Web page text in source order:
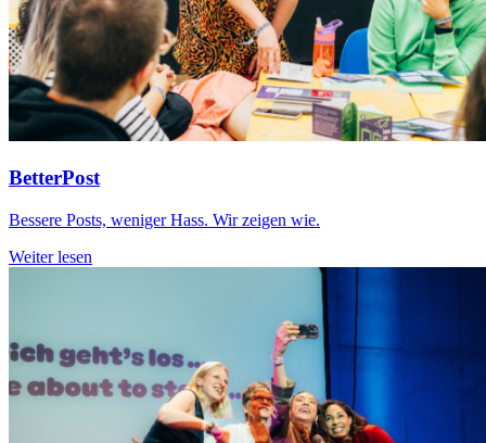
BetterPost
Bessere Posts, weniger Hass. Wir zeigen wie.
Weiter lesen